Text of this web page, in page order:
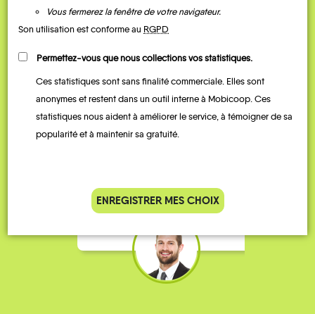
Je vais bosser en train, mais le
parking de la gare est toujours
complet alors j’ai testé Rezo
Stéphane 36 ans
Vous fermerez la fenêtre de votre navigateur.
Son utilisation est conforme au RGPD
Permettez-vous que nous collections vos statistiques.
Ces statistiques sont sans finalité commerciale. Elles sont
anonymes et restent dans un outil interne à Mobicoop. Ces
statistiques nous aident à améliorer le service, à témoigner de sa
popularité et à maintenir sa gratuité.
ENREGISTRER MES CHOIX